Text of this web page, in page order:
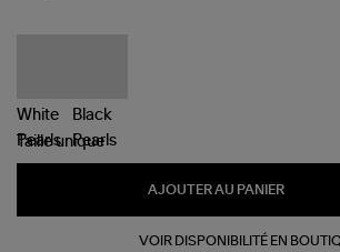
Tailleunique
AJOUTER AU PANIER
VOIR DISPONIBILITÉ EN